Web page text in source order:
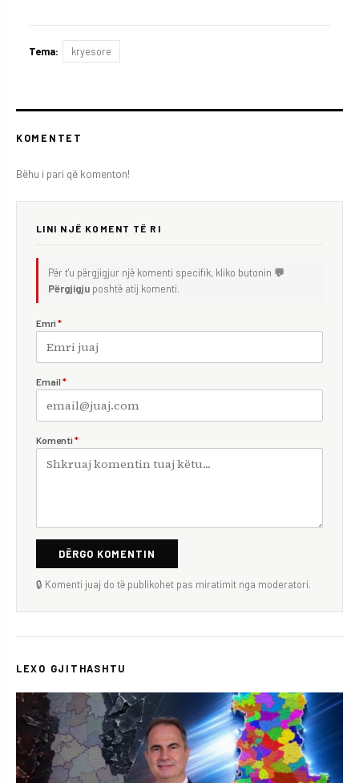
Tema: kryesore
KOMENTET
Bëhu i pari që komenton!
LINI NJË KOMENT TË RI
Për t'u përgjigjur një komenti specifik, kliko butonin 💬
Përgjigju poshtë atij komenti.
Emri *
Email *
Komenti *
DËRGO KOMENTIN
🔒 Komenti juaj do të publikohet pas miratimit nga moderatori.
LEXO GJITHASHTU